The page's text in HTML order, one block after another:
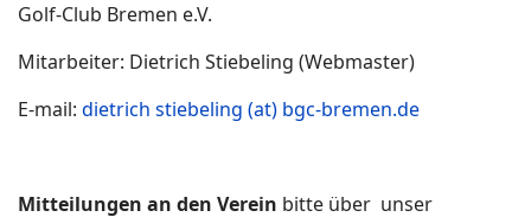
Golf-Club Bremen e.V.
Mitarbeiter: Dietrich Stiebeling (Webmaster)
E-mail: dietrich stiebeling (at) bgc-bremen.de
Mitteilungen an den Verein bitte über unser